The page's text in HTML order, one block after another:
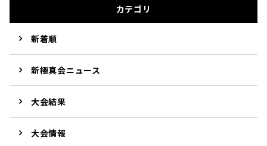
カテゴリ
新着順
新極真会ニュース
大会結果
大会情報